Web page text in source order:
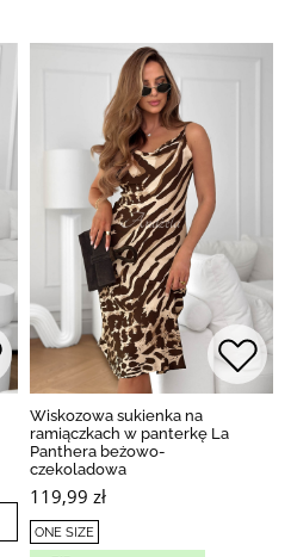
Wiskozowa sukienka na
ramiączkach w panterkę La
Panthera beżowo-
czekoladowa
119,99 zł
ONE SIZE